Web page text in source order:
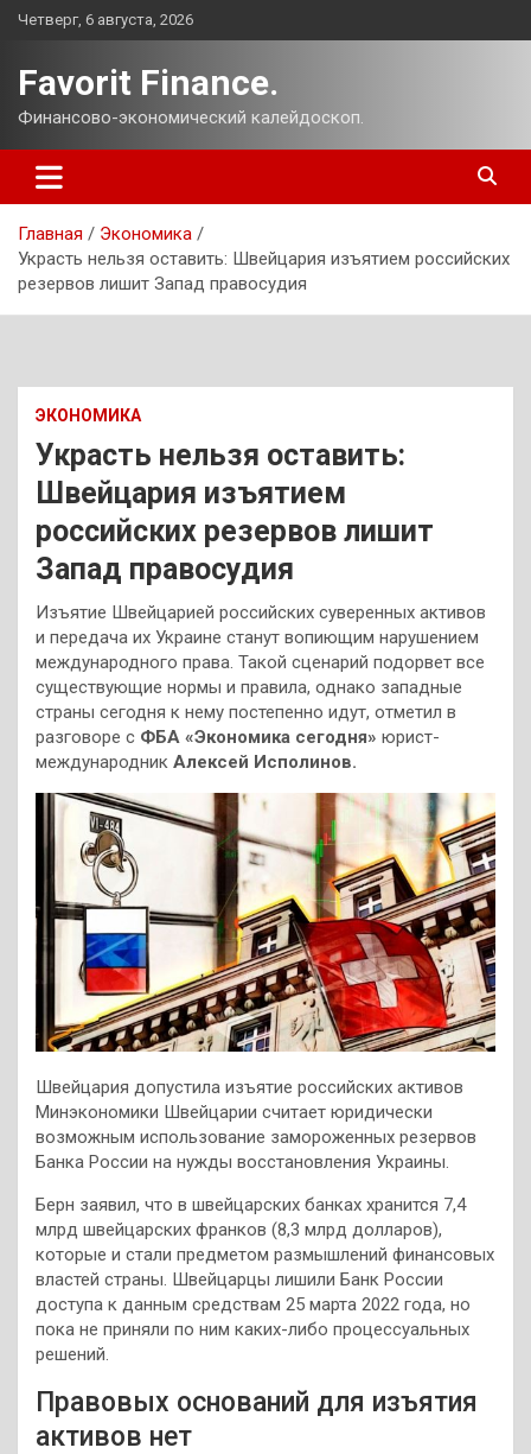
Перейти
Четверг, 6 августа, 2026
Favorit Finance.
Финансово-экономический калейдоскоп.
Главная
Экономика
Украсть нельзя оставить: Швейцария изъятием российских
резервов лишит Запад правосудия
ЭКОНОМИКА
Украсть нельзя оставить:
Швейцария изъятием
российских резервов лишит
Запад правосудия
Изъятие Швейцарией российских суверенных активов
и передача их Украине станут вопиющим нарушением
международного права. Такой сценарий подорвет все
существующие нормы и правила, однако западные
страны сегодня к нему постепенно идут, отметил в
разговоре с ФБА «Экономика сегодня» юрист-
международник Алексей Исполинов.
Швейцария допустила изъятие российских активов
Минэкономики Швейцарии считает юридически
возможным использование замороженных резервов
Банка России на нужды восстановления Украины.
Берн заявил, что в швейцарских банках хранится 7,4
млрд швейцарских франков (8,3 млрд долларов),
которые и стали предметом размышлений финансовых
властей страны. Швейцарцы лишили Банк России
доступа к данным средствам 25 марта 2022 года, но
пока не приняли по ним каких-либо процессуальных
решений.
Правовых оснований для изъятия
активов нет